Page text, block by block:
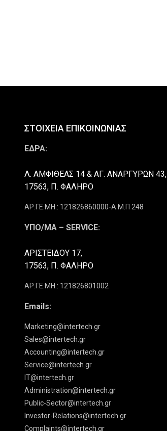
ΣΤΟΙΧΕΙΑ ΕΠΙΚΟΙΝΩΝΙΑΣ
ΕΔΡΑ:
Λ. ΑΜΦΙΘΕΑΣ 14 & ΑΓ. ΑΝΑΡΓΥΡΩΝ 43,
17563, Π. ΦΑΛΗΡΟ
ΑΡ.ΓΕ.ΜΗ.: 121826860000-Α.Μ.Π 248
ΥΠΟ/ΜΑ – SERVICE:
ΑΡΙΣΤΕΙΔΟΥ 17,
17563, Π. ΦΑΛΗΡΟ
ΑΡ.ΓΕ.ΜΗ.: 121826801002
Emails:
Marketing@intertech.gr
Sales@intertech.gr
Accounting@intertech.gr
Service@intertech.gr
IT@intertech.gr
Administration@intertech.gr
Public-Sector@intertech.gr
Investor-Relations@intertech.gr
Complaints@intertech.gr